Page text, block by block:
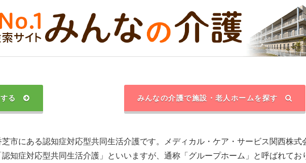
る みんなの介護で施設・老人ホームを探す
市にある認知症対応型共同生活介護です。メディカル・ケア・サービス関西株式
知症対応型共同生活介護」といいますが、通称「グループホーム」と呼ばれてお